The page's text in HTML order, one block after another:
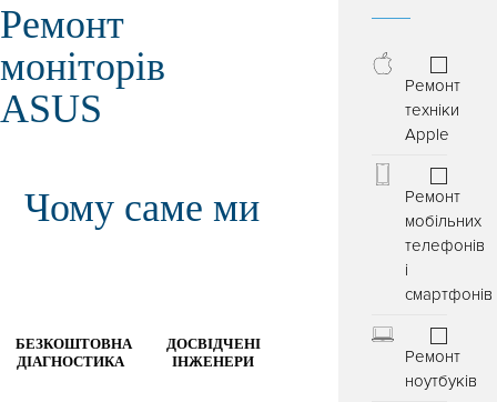
Ремонт
моніторів
ASUS
Чому саме ми
БЕЗКОШТОВНА
ДІАГНОСТИКА
ДОСВІДЧЕНІ
ІНЖЕНЕРИ
Ремонт
техніки
Apple
Ремонт
мобільних
телефонів
і
смартфонів
Ремонт
ноутбуків